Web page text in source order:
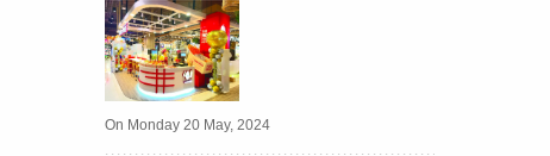
On Monday 20 May, 2024